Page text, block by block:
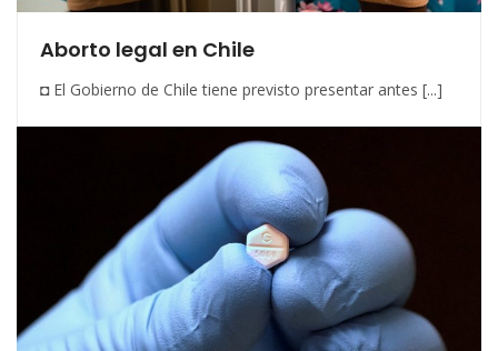
Aborto legal en Chile
◘ El Gobierno de Chile tiene previsto presentar antes [...]